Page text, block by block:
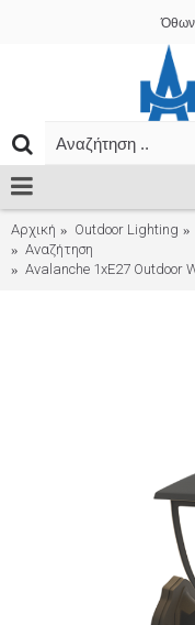
Αρχική Outdoor Lighting
Αναζήτηση
Avalanche 1xE27 Outdoor